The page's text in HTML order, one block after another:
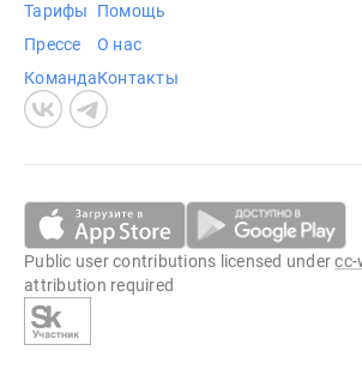
Тарифы
Прессе
Команда
Помощь
О нас
Контакты
Public user contributions licensed undercc-
attribution required